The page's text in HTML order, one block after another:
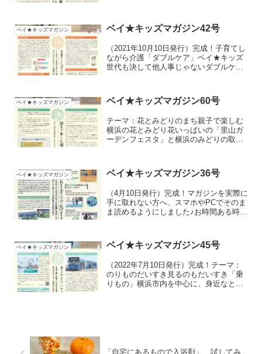
ベイ★キッズマガジン ベイ★キッズマガジン42号
（2021年10月10日発行）完成！子育てし
ながら介護「ダブルケア」ベイ★キッズ
世代も決して他人事じゃないダブルケ
ベイ★キッズマガジン ベイ★キッズマガジン60号
テーマ：花とみどりのまち親子で楽しむ
横浜の花とみどり花いっぱいの「里山ガ
ーデンフェスタ」と横浜のみどりの取り
コットキャラクター「ガーデンベア」の
紹介のほか、春いっぱいの情報をお届け
ベイ★キッズマガジン ベイ★キッズマガジン36号
（4月10日発行）完成！マガジンを実際に
手に取れない方へ、スマホやPCでそのま
ま読めるようにしました♪お時間ある時に
ベイ★キッズマガジン ベイ★キッズマガジン45号
（2022年7月10日発行）完成！テーマ：
のりものだいすき見るのもだいすき「乗
りもの」横浜市内を中心に、身近なとこ
「自宅にあるもので入浴剤」、試してみ